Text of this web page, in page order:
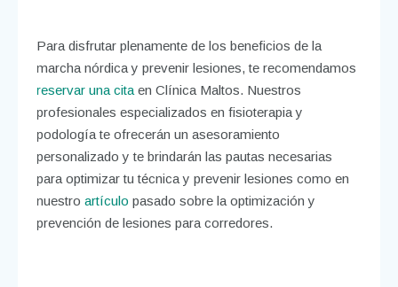
Para disfrutar plenamente de los beneficios de la
marcha nórdica y prevenir lesiones, te recomendamos
reservar una cita en Clínica Maltos. Nuestros
profesionales especializados en fisioterapia y
podología te ofrecerán un asesoramiento
personalizado y te brindarán las pautas necesarias
para optimizar tu técnica y prevenir lesiones como en
nuestroartículo pasado sobre la optimización y
prevención de lesiones para corredores.